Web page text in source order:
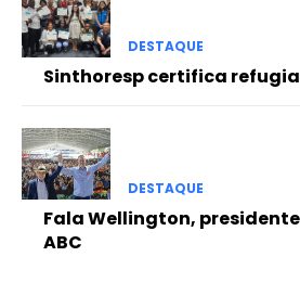
DESTAQUE
Sinthoresp certifica
DESTAQUE
Fala Wellington,
ABC